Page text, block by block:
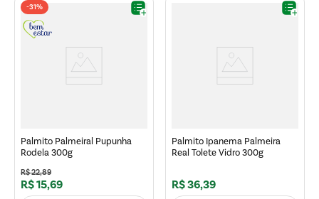
-31%
Palmito Palmeiral Pupunha
Rodela 300g
R$22,89
R$15,69
Palmito Ipanema Palmeira
Real Tolete Vidro 300g
R$36,39